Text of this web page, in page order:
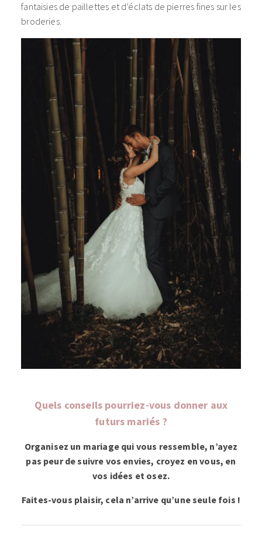
fantaisies de paillettes et d’éclats de pierres fines sur les
broderies.
Quels conseils pourriez-vous donner aux
futurs mariés ?
Organisez un mariage qui vous ressemble, n’ayez
pas peur de suivre vos envies, croyez en vous, en
vos idées et osez.
Faites-vous plaisir, cela n’arrive qu’une seule fois !